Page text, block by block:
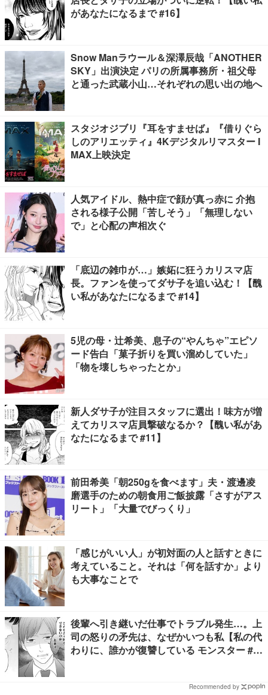
があなたになるまで #16】
Snow Manラウール＆深澤辰哉「ANOTHER
SKY」出演決定 パリの所属事務所・祖父母
と通った武蔵小山…それぞれの思い出の地へ
スタジオジブリ『耳をすませば』『借りぐら
しのアリエッティ』4Kデジタルリマスター I
MAX上映決定
人気アイドル、熱中症で顔が真っ赤に 介抱
される様子公開「苦しそう」「無理しない
で」と心配の声相次ぐ
「底辺の雑巾が…」嫉妬に狂うカリスマ店
長。ファンを使ってダサ子を追い込む！【醜
い私があなたになるまで #14】
5児の母・辻希美、息子の“やんちゃ”エピソ
ード告白「菓子折りを買い溜めしていた」
「物を壊しちゃったとか」
新人ダサ子が注目スタッフに選出！味方が増
えてカリスマ店員撃破なるか？【醜い私があ
なたになるまで #11】
前田希美「朝250gを食べます」夫・渡邊凌
磨選手のための朝食用ご飯披露「さすがアス
リート」「大量でびっくり」
「感じがいい人」が初対面の人と話すときに
考えていること。それは「何を話すか」より
も大事なことで
後輩へ引き継いだ仕事でトラブル発生…。上
司の怒りの矛先は、なぜかいつも私【私の代
わりに、誰かが復讐している モンスター #
Recommended by